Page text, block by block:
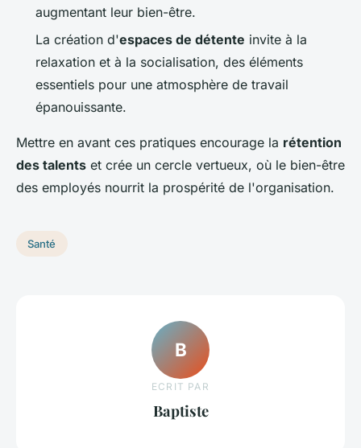
augmentant leur bien-être.
La création d'espaces de détente invite à la
relaxation et à la socialisation, des éléments
essentiels pour une atmosphère de travail
épanouissante.
Mettre en avant ces pratiques encourage la rétention
des talents et crée un cercle vertueux, où le bien-être
des employés nourrit la prospérité de l'organisation.
Santé
B
ECRIT PAR
Baptiste